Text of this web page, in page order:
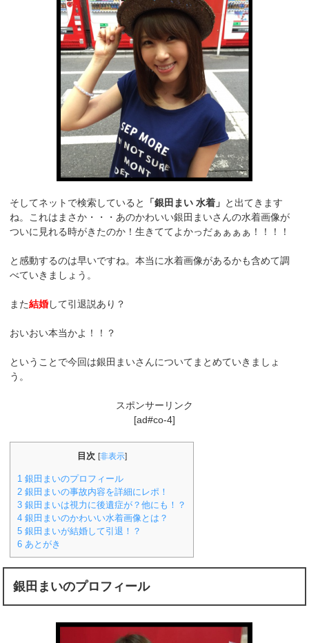
そしてネットで検索していると 「銀田まい 水着」 と出てきます
ね。これはまさか・・・あのかわいい銀田まいさんの水着画像が
ついに見れる時がきたのか！生きててよかっだぁぁぁぁ！！！！
と感動するのは早いですね。本当に水着画像があるかも含めて調
べていきましょう。
また結婚して引退説あり？
おいおい本当かよ！！？
ということで今回は銀田まいさんについてまとめていきましょ
う。
スポンサーリンク
[ad#co-4]
目次 [非表示]
1 銀田まいのプロフィール
2 銀田まいの事故内容を詳細にレポ！
3 銀田まいは視力に後遺症が？他にも！？
4 銀田まいのかわいい水着画像とは？
5 銀田まいが結婚して引退！？
6 あとがき
銀田まいのプロフィール